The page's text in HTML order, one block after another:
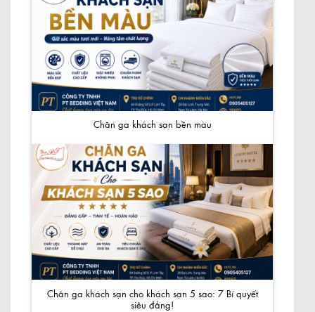
Chăn ga khách sạn bền màu
Chăn ga khách sạn cho khách sạn 5 sao: 7 Bí quyết
siêu đẳng!